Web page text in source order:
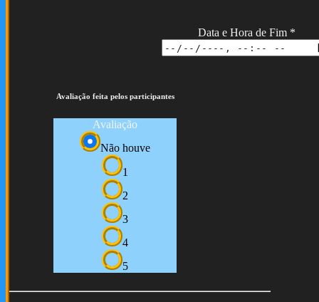
Data e Hora de Fim *
Avaliação feita pelos participantes
Avaliação
Não houve
1
2
3
4
5